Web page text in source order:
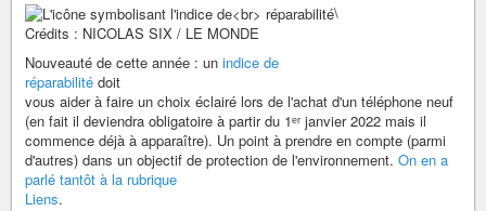
\
Crédits : NICOLAS SIX / LE MONDE
Nouveauté de cette année : un indice de
réparabilité doit
vous aider à faire un choix éclairé lors de l'achat d'un téléphone neuf
(en fait il deviendra obligatoire à partir du 1ᵉʳ janvier 2022 mais il
commence déjà à apparaître). Un point à prendre en compte (parmi
d'autres) dans un objectif de protection de l'environnement. On en a
parlé tantôt à la rubrique
Liens.